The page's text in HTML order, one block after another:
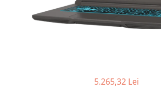
Pixuri cu gel
Stilouri si rollere cu rezerve de
5.265,32 Lei